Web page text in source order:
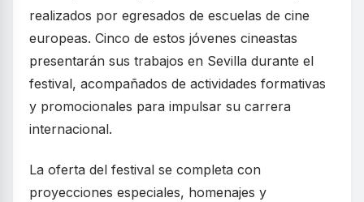
realizados por egresados de escuelas de cine
europeas. Cinco de estos jóvenes cineastas
presentarán sus trabajos en Sevilla durante el
festival, acompañados de actividades formativas
y promocionales para impulsar su carrera
internacional.
La oferta del festival se completa con
proyecciones especiales, homenajes y